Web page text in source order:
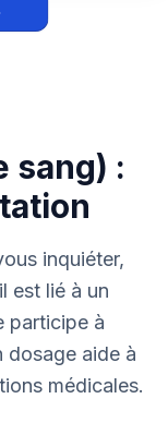
sang) :
inquiéter,
est lié à un
participe à
dosage aide à
médicales.